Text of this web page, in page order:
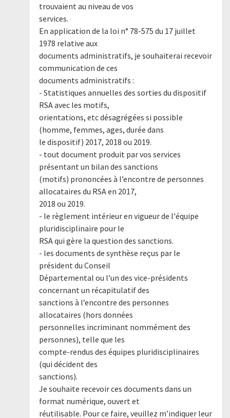
trouvaient au niveau de vos
services.
En application de la loi n° 78-575 du 17 juillet
1978 relative aux
documents administratifs, je souhaiterai recevoir
communication de ces
documents administratifs :
- Statistiques annuelles des sorties du dispositif
RSA avec les motifs,
orientations, etc désagrégées si possible
(homme, femmes, ages, durée dans
le dispositif) 2017, 2018 ou 2019.
- tout document produit par vos services
présentant un bilan des sanctions
(motifs) prononcées à l’encontre de personnes
allocataires du RSA en 2017,
2018 ou 2019.
- le règlement intérieur en vigueur de l'équipe
pluridisciplinaire pour le
RSA qui gère la question des sanctions.
- les documents de synthèse reçus par le
président du Conseil
Départemental ou l’un des vice-présidents
concernant un récapitulatif des
sanctions à l’encontre des personnes
allocataires (hors données
personnelles incriminant nommément des
personnes), telle que les
compte-rendus des équipes pluridisciplinaires
(qui décident des
sanctions).
Je souhaite recevoir ces documents dans un
format numérique, ouvert et
réutilisable. Pour ce faire, veuillez m’indiquer leur